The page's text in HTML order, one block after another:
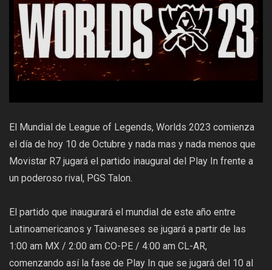
El Mundial de League of Legends, Worlds 2023 comienza
el día de hoy 10 de Octubre y nada mas y nada menos que
Movistar R7 jugará el partido inaugural del Play In frente a
un poderoso rival, PGS Talon.
El partido que inaugurará el mundial de este año entre
Latinoamericanos y Taiwaneses se jugará a partir de las
1:00 am MX / 2:00 am CO-PE / 4:00 am CL-AR,
comenzando así la fase de Play In que se jugará del 10 al